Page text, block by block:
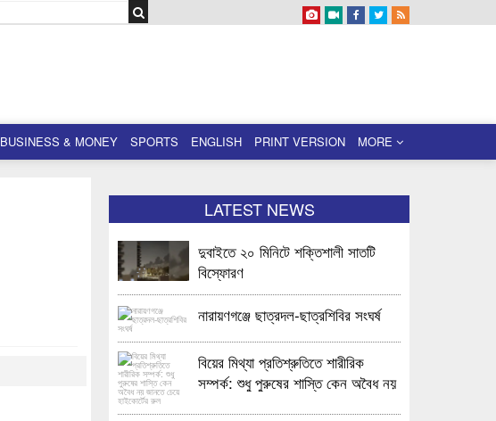
BUSINESS & MONEY SPORTS ENGLISH PRINT VERSION MORE
LATEST NEWS
দুবাইতে ২০ মিনিটে শক্তিশালী সাতটি
বিস্ফোরণ
নারায়ণগঞ্জে ছাত্রদল-ছাত্রশিবির সংঘর্ষ
বিয়ের মিথ্যা প্রতিশ্রুতিতে শারীরিক
সম্পর্ক: শুধু পুরুষের শাস্তি কেন অবৈধ নয়